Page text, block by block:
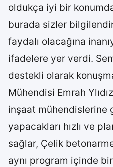
oldukça iyi bir
burada sizler
faydalı olacağına
ifadelere yer verdi.
destekli olarak
Mühendisi Emrah
inşaat mühendislerine
yapacakları hızlı ve
sağlar, Çelik
aynı program içinde